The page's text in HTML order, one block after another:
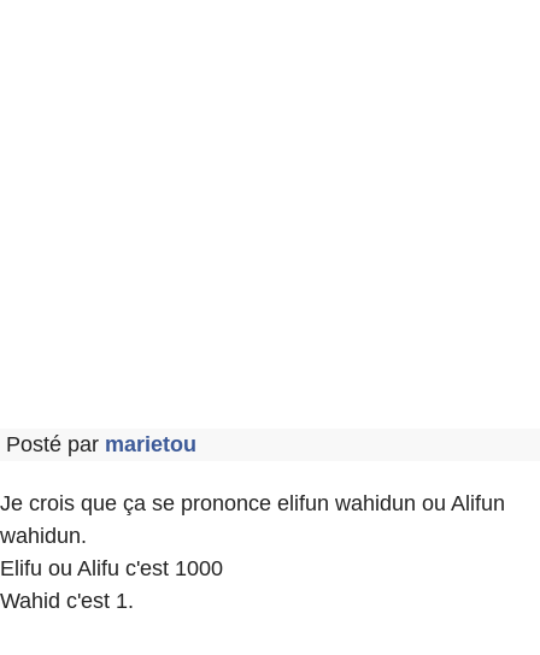
Posté par marietou
Je crois que ça se prononce elifun wahidun ou Alifun
wahidun.
Elifu ou Alifu c'est 1000
Wahid c'est 1.